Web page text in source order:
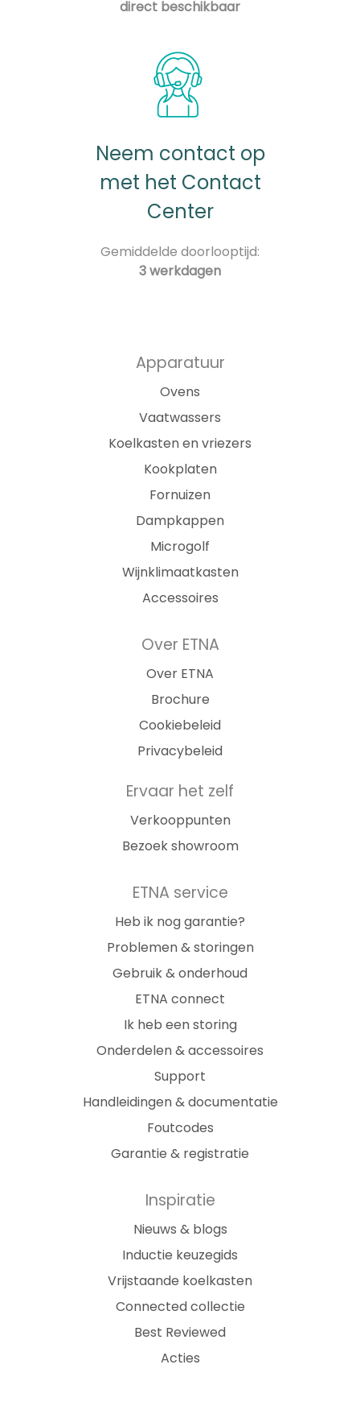
direct beschikbaar
Neem contact op
met het Contact
Center
Gemiddelde doorlooptijd:
3 werkdagen
Apparatuur
Ovens
Vaatwassers
Koelkasten en vriezers
Kookplaten
Fornuizen
Dampkappen
Microgolf
Wijnklimaatkasten
Accessoires
Over ETNA
Over ETNA
Brochure
Cookiebeleid
Privacybeleid
Ervaar het zelf
Verkooppunten
Bezoek showroom
ETNA service
Heb ik nog garantie?
Problemen & storingen
Gebruik & onderhoud
ETNA connect
Ik heb een storing
Onderdelen & accessoires
Support
Handleidingen & documentatie
Foutcodes
Garantie & registratie
Inspiratie
Nieuws & blogs
Inductie keuzegids
Vrijstaande koelkasten
Connected collectie
Best Reviewed
Acties